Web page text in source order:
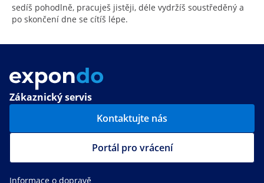
sedíš pohodlně, pracuješ jistěji, déle vydržíš soustředěný a
po skončení dne se cítíš lépe.
Zákaznický servis
Kontaktujte nás
Portál pro vrácení
Informace o dopravě